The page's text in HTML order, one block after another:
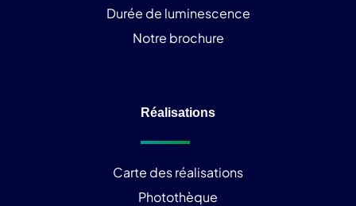
Durée de luminescence
Notre brochure
Réalisations
Carte des réalisations
Photothèque